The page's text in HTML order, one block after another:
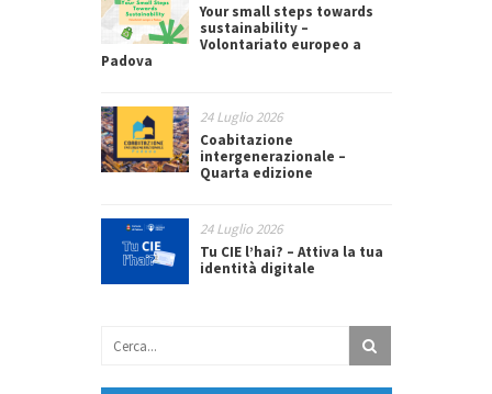
Your small steps towards
sustainability –
Volontariato europeo a
Padova
24 Luglio 2026
Coabitazione
intergenerazionale –
Quarta edizione
24 Luglio 2026
Tu CIE l’hai? – Attiva la tua
identità digitale